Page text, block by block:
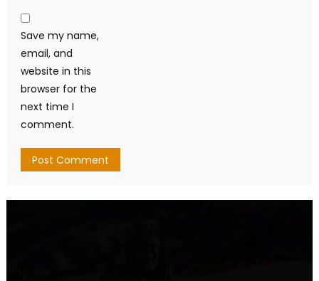
Save my name,
email, and
website in this
browser for the
next time I
comment.